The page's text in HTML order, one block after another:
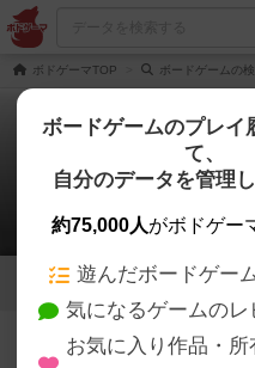
ボドゲーマTOP ボードゲームの
夕闇
3
3
ボドゲーマにログインすると、 「
Dark）」の画像をアップロード出
ボードゲームのプレイ
て、
自分のデータを管理
約75,000人がボドゲー
遊んだボードゲー
気になるゲームのレ
お気に入り作品・